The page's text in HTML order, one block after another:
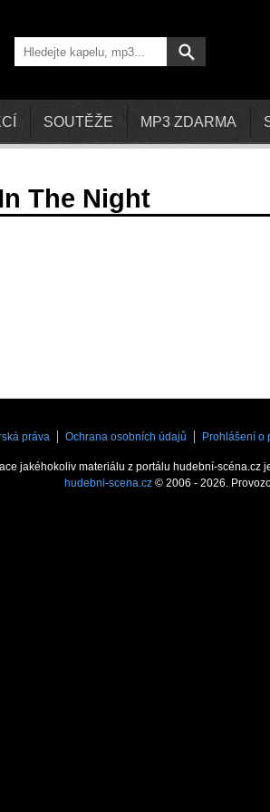
SOUTĚŽE MP3 ZDARMA
The Night
práva Ochrana osobních údajů Prohlášení o
jakéhokoliv materiálu z portálu hudební-scéna.cz
hudebni-scena.cz© 2006 - 2026.